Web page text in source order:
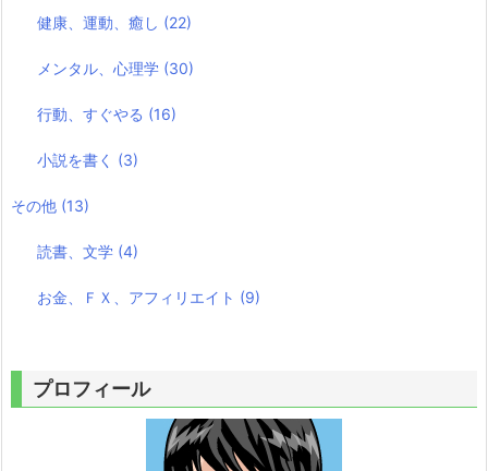
健康、運動、癒し (22)
メンタル、心理学 (30)
行動、すぐやる (16)
小説を書く (3)
その他 (13)
読書、文学 (4)
お金、ＦＸ、アフィリエイト (9)
プロフィール